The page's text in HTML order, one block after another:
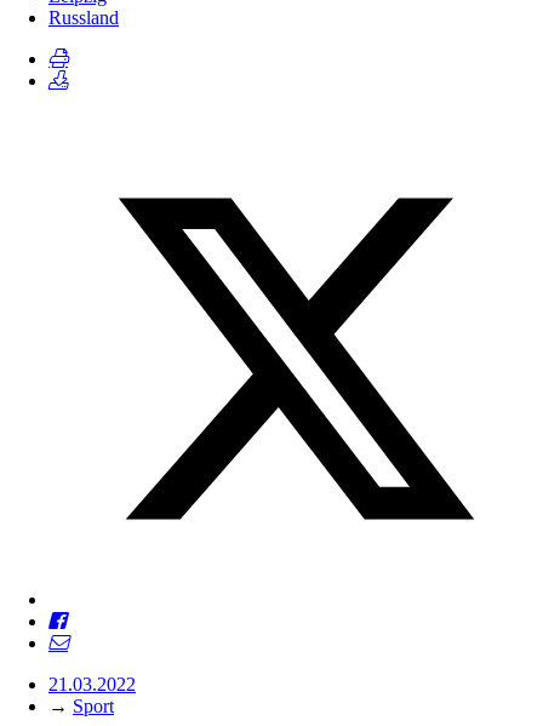
Russland
21.03.2022
→ Sport